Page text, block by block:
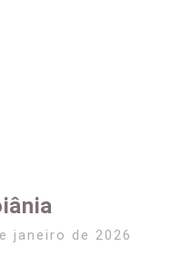
janeiro de 2026